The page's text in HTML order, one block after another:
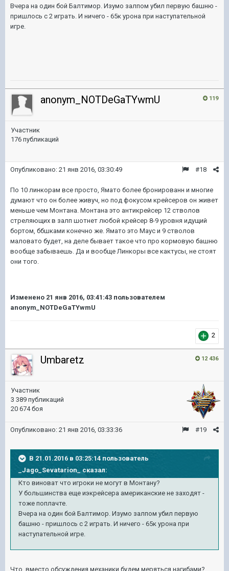
Вчера на один бой Балтимор. Изумо залпом убил первую башню -
пришлось с 2 играть. И ничего - 65к урона при наступательной
игре.
119
anonym_NOTDeGaTYwmU
Участник
176 публикаций
#18
Опубликовано: 21 янв 2016, 03:30:49
По 10 линкорам все просто, Ямато более бронированн и многие
думают что он более живуч, но под фокусом крейсеров он живет
меньше чем Монтана. Монтана это антикрейсер 12 стволов
стреляющих в залп шотнет любой крейсер 8-9 уровня идущий
бортом, ббшками конечно же. Ямато это Маус и 9 стволов
маловато будет, на деле бывает такое что про кормовую башню
вообще забываешь . Да и вообще Линкоры все кактусы, не стоят
они того.
Изменено 21 янв 2016, 03:41:43 пользователем
anonym_NOTDeGaTYwmU
2
12 436
Umbaretz
Участник
3 389 публикаций
20 674 боя
#19
Опубликовано: 21 янв 2016, 03:33:36
В 21.01.2016 в 03:25:14 пользователь
_Jago_Sevatarion_ сказал:
Кто виноват что игроки не могут в Монтану?
У большинства еще иэкрейсера американские не заходят -
тоже поплачте.
Вчера на один бой Балтимор. Изумо залпом убил первую
башню - пришлось с 2 играть. И ничего - 65к урона при
наступательной игре.
Что, вместо обсуждения механики будем меряться нагибами?